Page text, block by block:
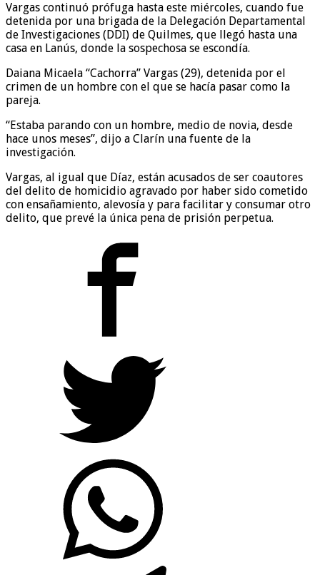
Vargas continuó prófuga hasta este miércoles, cuando fue
detenida por una brigada de la Delegación Departamental
de Investigaciones (DDI) de Quilmes, que llegó hasta una
casa en Lanús, donde la sospechosa se escondía.
Daiana Micaela “Cachorra” Vargas (29), detenida por el
crimen de un hombre con el que se hacía pasar como la
pareja.
“Estaba parando con un hombre, medio de novia, desde
hace unos meses”, dijo a Clarín una fuente de la
investigación.
Vargas, al igual que Díaz, están acusados de ser coautores
del delito de homicidio agravado por haber sido cometido
con ensañamiento, alevosía y para facilitar y consumar otro
delito, que prevé la única pena de prisión perpetua.